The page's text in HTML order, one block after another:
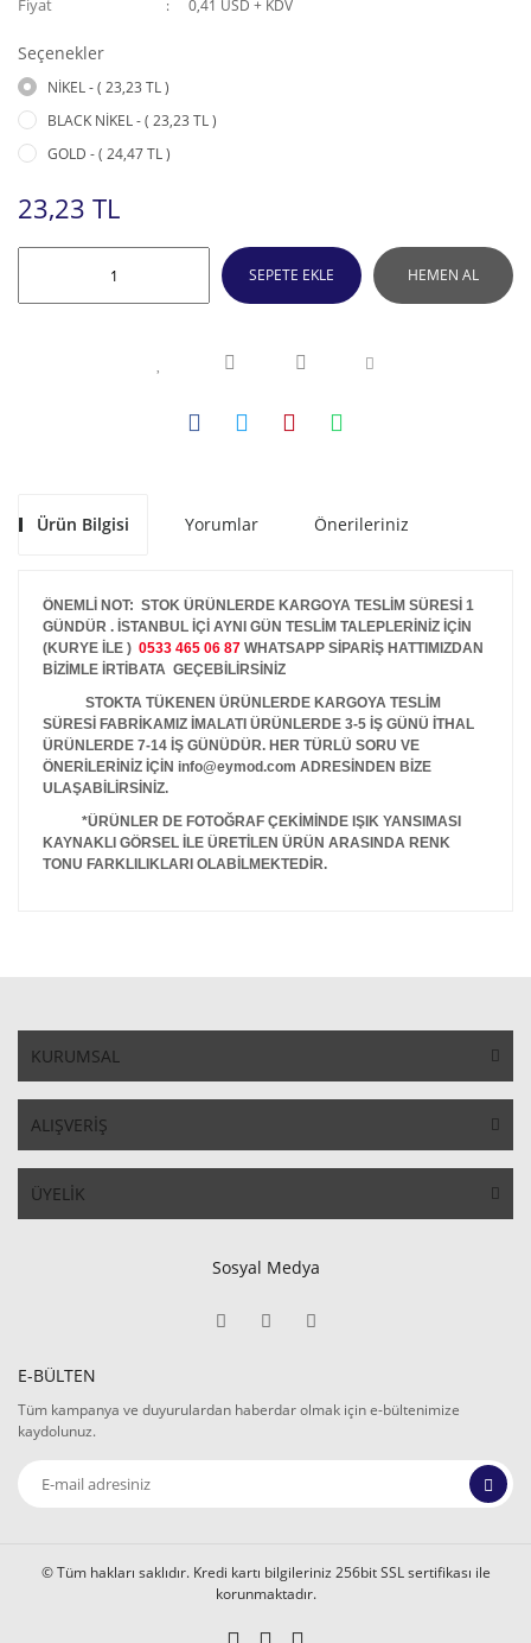
Fiyat 0,41 USD + KDV
Seçenekler
NİKEL - ( 23,23 TL )
BLACK NİKEL - ( 23,23 TL )
GOLD - ( 24,47 TL )
23,23 TL
SEPETE EKLE HEMEN AL
Ürün Bilgisi Yorumlar Önerileriniz
ÖNEMLİ NOT: STOK ÜRÜNLERDE KARGOYA TESLİM SÜRESİ 1
GÜNDÜR . İSTANBUL İÇİ AYNI GÜN TESLİM TALEPLERİNİZ İÇİN
(KURYE İLE ) 0533 465 06 87 WHATSAPP SİPARİŞ HATTIMIZDAN
BİZİMLE İRTİBATA GEÇEBİLİRSİNİZ
STOKTA TÜKENEN ÜRÜNLERDE KARGOYA TESLİM
SÜRESİ FABRİKAMIZ İMALATI ÜRÜNLERDE 3-5 İŞ GÜNÜ İTHAL
ÜRÜNLERDE 7-14 İŞ GÜNÜDÜR. HER TÜRLÜ SORU VE
ÖNERİLERİNİZ İÇİN info@eymod.com ADRESİNDEN BİZE
ULAŞABİLİRSİNİZ.
*ÜRÜNLER DE FOTOĞRAF ÇEKİMİNDE IŞIK YANSIMASI
KAYNAKLI GÖRSEL İLE ÜRETİLEN ÜRÜN ARASINDA RENK
TONU FARKLILIKLARI OLABİLMEKTEDİR.
KURUMSAL
ALIŞVERİŞ
ÜYELİK
Sosyal Medya
E-BÜLTEN
Tüm kampanya ve duyurulardan haberdar olmak için e-bültenimize
kaydolunuz.
© Tüm hakları saklıdır. Kredi kartı bilgileriniz 256bit SSL sertifikası ile
korunmaktadır.